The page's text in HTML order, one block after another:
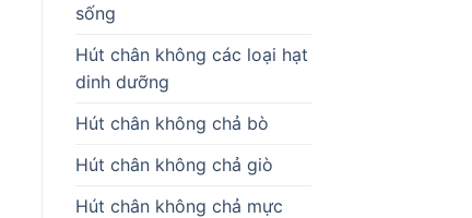
sống
Hút chân không các loại hạt
dinh dưỡng
Hút chân không chả bò
Hút chân không chả giò
Hút chân không chả mực